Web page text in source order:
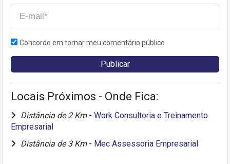
Concordo em tornar meu comentário público
Locais Próximos - Onde Fica:
Distância de 2 Km - Work Consultoria e Treinamento
Empresarial
Distância de 3 Km - Mec Assessoria Empresarial